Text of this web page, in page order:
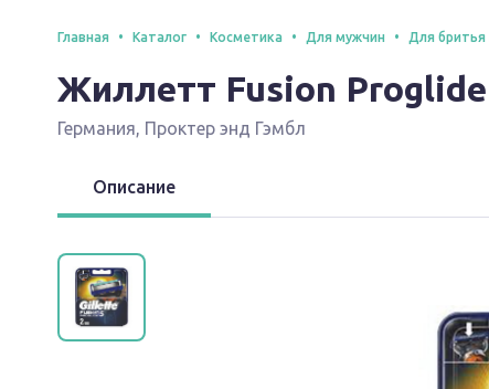
Главная Каталог Косметика Для мужчин Для
Жиллетт Fusion Proglide
Германия, Проктер энд Гэмбл
Описание